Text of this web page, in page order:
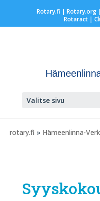
Rotary.fi | Rotary.org|
Rotaract|
Valitse sivu
rotary.fi » Hämeenlinna-